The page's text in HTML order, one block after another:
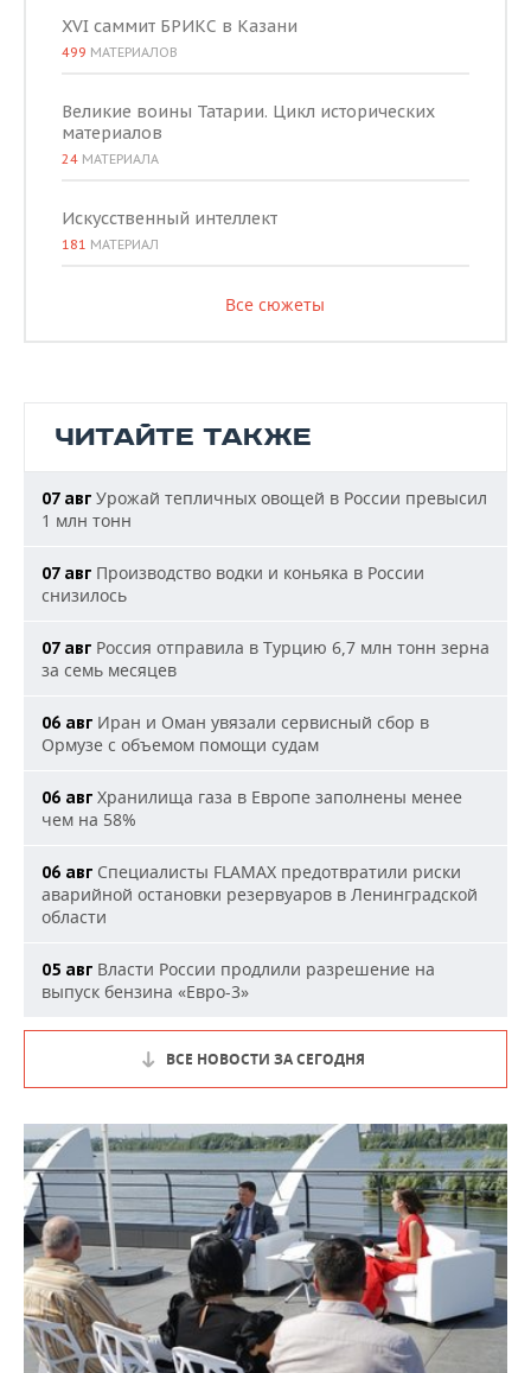
XVI саммит БРИКС в Казани
499 МАТЕРИАЛОВ
Великие воины Татарии. Цикл исторических
материалов
24 МАТЕРИАЛА
Искусственный интеллект
181 МАТЕРИАЛ
Все сюжеты
ЧИТАЙТЕ ТАКЖЕ
07 авг Урожай тепличных овощей в России превысил
1 млн тонн
07 авг Производство водки и коньяка в России
снизилось
07 авг Россия отправила в Турцию 6,7 млн тонн зерна
за семь месяцев
06 авг Иран и Оман увязали сервисный сбор в
Ормузе с объемом помощи судам
06 авг Хранилища газа в Европе заполнены менее
чем на 58%
06 авг Специалисты FLAMAX предотвратили риски
аварийной остановки резервуаров в Ленинградской
области
05 авг Власти России продлили разрешение на
выпуск бензина «Евро-3»
ВСЕ НОВОСТИ ЗА СЕГОДНЯ